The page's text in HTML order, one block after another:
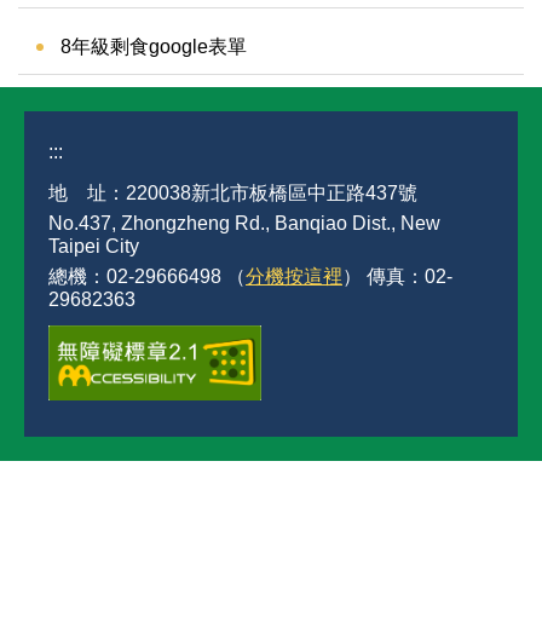
8年級剩食google表單
:::
地 址：220038新北市板橋區中正路437號
No.437, Zhongzheng Rd., Banqiao Dist., New
Taipei City
總機：02-29666498 （分機按這裡） 傳真：02-
29682363